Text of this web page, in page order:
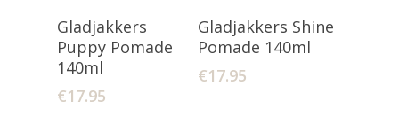
Toevoegen
Aan Winkelwagen
Gladjakkers
Puppy Pomade
140ml
€17.95
Toevoegen
Aan Winkelwagen
Gladjakkers Shine
Pomade 140ml
€17.95